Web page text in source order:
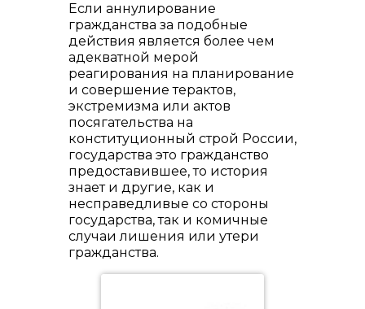
Если аннулирование
гражданства за подобные
действия является более чем
адекватной мерой
реагирования на планирование
и совершение терактов,
экстремизма или актов
посягательства на
конституционный строй России,
государства это гражданство
предоставившее, то история
знает и другие, как и
несправедливые со стороны
государства, так и комичные
случаи лишения или утери
гражданства.